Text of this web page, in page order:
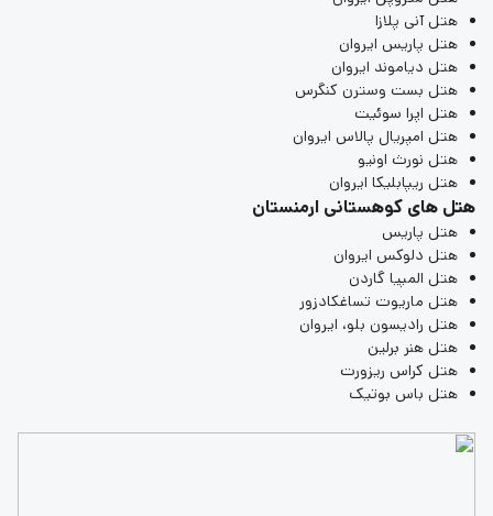
هتل آنی پلازا
هتل پاریس ایروان
هتل دیاموند ایروان
هتل بست وسترن کنگرس
هتل اپرا سوئیت
هتل امپریال پالاس ایروان
هتل نورث اونیو
هتل ریپابلیکا ایروان
هتل های کوهستانی ارمنستان
هتل پاریس
هتل دلوکس ایروان
هتل المپیا گاردن
هتل ماریوت تساغکادزور
هتل رادیسون بلو، ایروان
هتل هنر برلین
هتل کراس ریزورت
هتل باس بوتیک